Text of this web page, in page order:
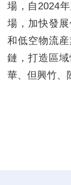
場，自2024
場，加快發
和低空物流
鏈，打造區
華、但興竹、